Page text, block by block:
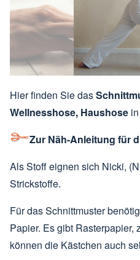
Hier finden Sie das
Wellnesshose, Haushose
Zur Näh-Anleitung für
Als Stoff eignen sich Nicki,
Strickstoffe.
Für das Schnittmuster
Papier. Es gibt Rasterpapier,
können die Kästchen auch